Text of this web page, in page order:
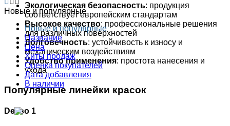
Экологическая безопасность: продукция
соответствует европейским стандартам
Высокое качество: профессиональные решения
для различных поверхностей
Долговечность: устойчивость к износу и
механическим воздействиям
Удобство применения: простота нанесения и
ухода
Популярные линейки красок
Dekso 1
Новые и популярные
Новые и популярные
Название
Цена
Хиты продаж
Оценка покупателей
Дата добавления
В наличии